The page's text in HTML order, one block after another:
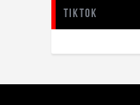
TikTok